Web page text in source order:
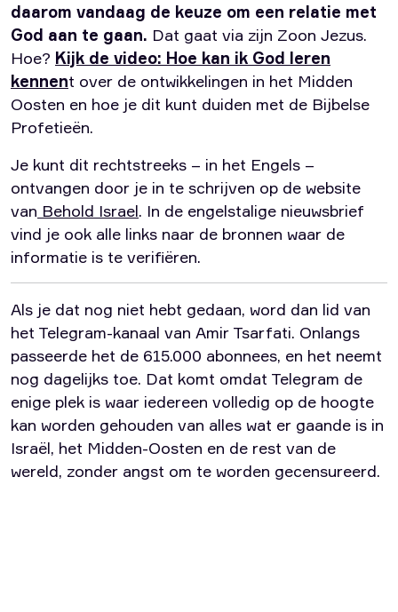
daarom vandaag de keuze om een relatie met
God aan te gaan. Dat gaat via zijn Zoon Jezus.
Hoe? Kijk de video: Hoe kan ik God leren
kennent over de ontwikkelingen in het Midden
Oosten en hoe je dit kunt duiden met de Bijbelse
Profetieën.
Je kunt dit rechtstreeks – in het Engels –
ontvangen door je in te schrijven op de website
van Behold Israel. In de engelstalige nieuwsbrief
vind je ook alle links naar de bronnen waar de
informatie is te verifiëren.
Als je dat nog niet hebt gedaan, word dan lid van
het Telegram-kanaal van Amir Tsarfati. Onlangs
passeerde het de 615.000 abonnees, en het neemt
nog dagelijks toe. Dat komt omdat Telegram de
enige plek is waar iedereen volledig op de hoogte
kan worden gehouden van alles wat er gaande is in
Israël, het Midden-Oosten en de rest van de
wereld, zonder angst om te worden gecensureerd.